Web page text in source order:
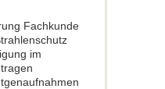
Fachkunde
im